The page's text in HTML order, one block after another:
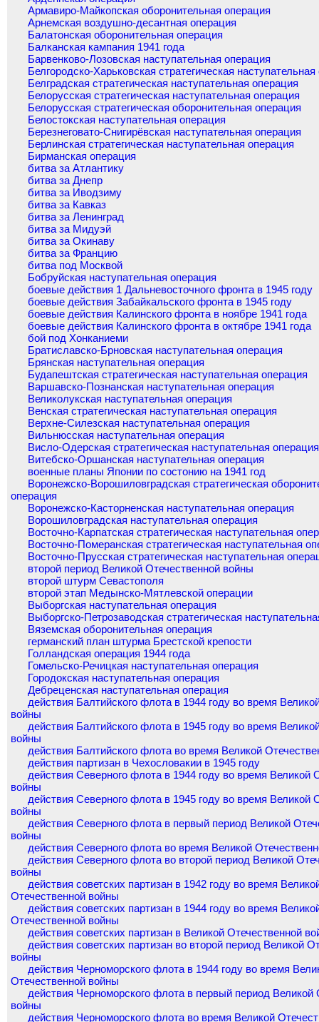
Армавиро-Майкопская оборонительная операция
Арнемская воздушно-десантная операция
Балатонская оборонительная операция
Балканская кампания 1941 года
Барвенково-Лозовская наступательная операция
Белгородско-Харьковская стратегическая
Белградская стратегическая наступательная операция
Белорусская стратегическая наступательная операция
Белорусская стратегическая оборонительная операция
Белостокская наступательная операция
Березнеговато-Снигирёвская наступательная операция
Берлинская стратегическая наступательная операция
Бирманская операция
битва за Атлантику
битва за Днепр
битва за Иводзиму
битва за Кавказ
битва за Ленинград
битва за Мидуэй
битва за Окинаву
битва за Францию
битва под Москвой
Бобруйская наступательная операция
боевые действия 1 Дальневосточного фронта в 1945 году
боевые действия Забайкальского фронта в 1945 году
боевые действия Калинского фронта в ноябре 1941 года
боевые действия Калинского фронта в октябре 1941 года
бой под Хонканиеми
Братиславско-Брновская наступательная операция
Брянская наступательная операция
Будапештская стратегическая наступательная операция
Варшавско-Познанская наступательная операция
Великолукская наступательная операция
Венская стратегическая наступательная операция
Верхне-Силезская наступательная операция
Вильнюсская наступательная операция
Висло-Одерская стратегическая наступательная операция
Витебско-Оршанская наступательная операция
военные планы Японии по состонию на 1941 год
Воронежско-Ворошиловградская стратегическая
операция
Воронежско-Касторненская наступательная операция
Ворошиловградская наступательная операция
Восточно-Карпатская стратегическая наступательная
Восточно-Померанская стратегическая наступательная
Восточно-Прусская стратегическая наступательная
второй период Великой Отечественной войны
второй штурм Севастополя
второй этап Медынско-Мятлевской операции
Выборгская наступательная операция
Выборгско-Петрозаводская стратегическая
Вяземская оборонительная операция
германский план штурма Брестской крепости
Голландская операция 1944 года
Гомельско-Речицкая наступательная операция
Городокская наступательная операция
Дебреценская наступательная операция
действия Балтийского флота в 1944 году во время
войны
действия Балтийского флота в 1945 году во время
войны
действия Балтийского флота во время Великой
действия партизан в Чехословакии в 1945 году
действия Северного флота в 1944 году во время Великой
войны
действия Северного флота в 1945 году во время Великой
войны
действия Северного флота в первый период Великой
войны
действия Северного флота во время Великой
действия Северного флота во второй период Великой
войны
действия советских партизан в 1942 году во время
Отечественной войны
действия советских партизан в 1944 году во время
Отечественной войны
действия советских партизан в Великой Отечественной
действия советских партизан во второй период Великой
войны
действия Черноморского флота в 1944 году во время
Отечественной войны
действия Черноморского флота в первый период Великой
войны
действия Черноморского флота во время Великой